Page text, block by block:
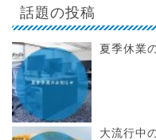
話題の投稿
夏季休業
大流行中